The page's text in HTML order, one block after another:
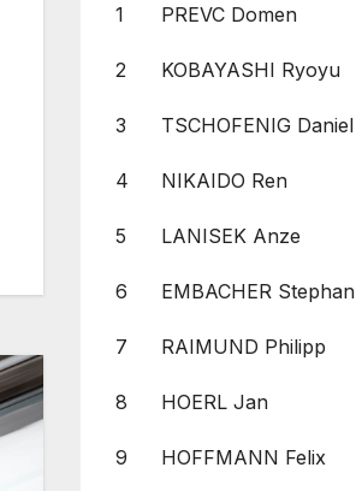
1 PREVC Domen
2 KOBAYASHI Ryoyu
3 TSCHOFENIG Daniel
4 NIKAIDO Ren
5 LANISEK Anze
6 EMBACHER Stephan
7 RAIMUND Philipp
8 HOERL Jan
9 HOFFMANN Felix